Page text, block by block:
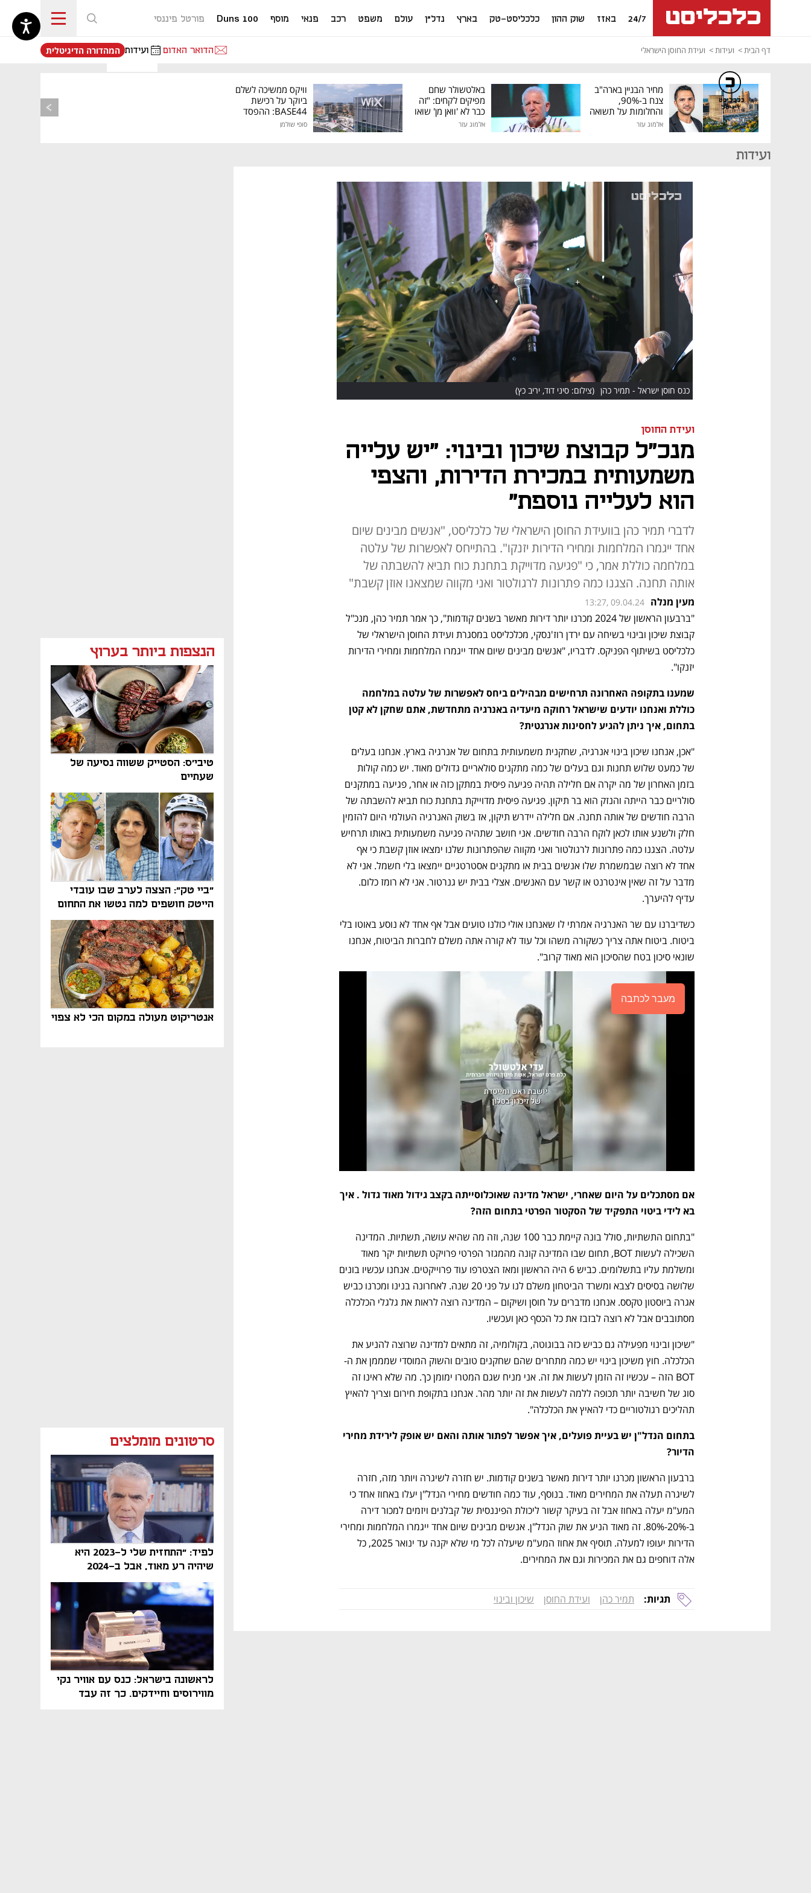
24/7 באזז שוק ההון כלכליסט-טק בארץ נדל"ן עולם משפט רכב פנאי מוסף Duns 100 פורטל פיננסי
דף הבית ועידות ועידת החוסן הישראלי הדואר האדום ועידות
נפתח בכרטיסייה חדשה
המהדורה הדיגיטלית
מחיר הבניין בארה"ב
צנח ב-90%,
והחלומות על תשואה
גבוהה התנפצו
אלמוג עזר
באלטשולר שחם
מפיקים לקחים: "זה
כבר לא 'וואן מן' שואו
של גילעד"
אלמוג עזר
וויקס ממשיכה לשלם
ביוקר על רכישת
BASE44: ההפסד
סופי שולמן
ועידות
הנצפות ביותר בערוץ
טיבי'ס: הסטייק ששווה נסיעה של
שעתיים
"ביי טק": הצצה לערב שבו עובדי
הייטק חושפים למה נטשו את התחום
אנטריקוט מעולה במקום הכי לא צפוי
סרטונים מומלצים
לפיד: "התחזית שלי ל-2023 היא
שיהיה רע מאוד, אבל ב-2024
הממשלה תיפול"
לראשונה בישראל: כנס עם אוויר נקי
מווירוסים וחיידקים. כך זה עבד
HD
כנס חוסן ישראל - תמיר כהן (צילום: סיני דוד, יריב כץ)
כלכליסט
דיגיטל
ועידת החוסן
מנכ"ל קבוצת שיכון ובינוי: "יש עלייה
משמעותית במכירת הדירות, והצפי
הוא לעלייה נוספת"
לדברי תמיר כהן בוועידת החוסן הישראלי של כלכליסט, "אנשים מבינים שיום
אחד ייגמרו המלחמות ומחירי הדירות יזנקו". בהתייחס לאפשרות של עלטה
במלחמה כוללת אמר, כי "פגיעה מדוייקת בתחנת כוח תביא להשבתה של
אותה תחנה. הצגנו כמה פתרונות לרגולטור ואני מקווה שמצאנו אוזן קשבת"
מעין מנלה 13:27, 09.04.24
יזנקו".
בתחום, איך ניתן להגיע לחסינות אנרגטית?
עדיף להיערך.
שונאי סיכון בטח שהסיכון הוא מאוד קרוב".
מעבר לכתבה
בא לידי ביטוי התפקיד של הסקטור הפרטי בתחום הזה?
מסתובבים אבל לא רוצה לבזבז את כל הכסף כאן ועכשיו.
הכלכלה. חוץ משיכון בינוי יש כמה מתחרים שהם שחקנים טובים והשוק המוסדי שמממן את ה-
תהליכים רגולטוריים כדי להאיץ את הכלכלה".
הדיור?
אלה דוחפים גם את המכירות וגם את המחירים.
תגיות: תמיר כהן ועידת החוסן שיכון ובינוי